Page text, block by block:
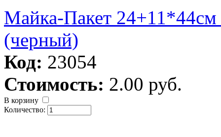
Майка-Пакет
(черный)
Код: 23054
Стоимость: 2.00 руб.
В корзину
Количество: